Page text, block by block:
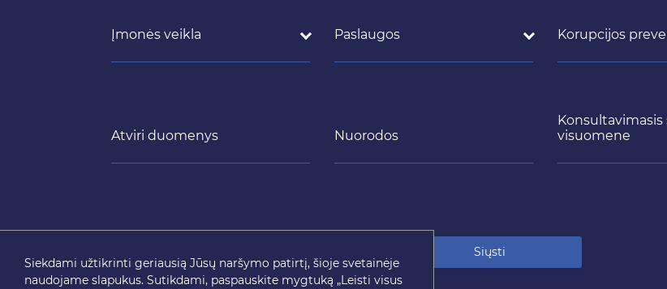
Įmonės veikla Paslaugos Korupcijos
Atviri duomenys Nuorodos
Konsultavimasis
visuomene
Siųsti
Siekdami užtikrinti geriausią Jūsų naršymo patirtį, šioje svetainėje
naudojame slapukus. Sutikdami, paspauskite mygtuką „Leisti visus